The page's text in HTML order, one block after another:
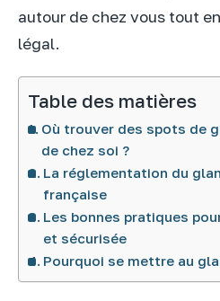
autour de chez vous tout
légal.
Table des matières
Où trouver des spots de
de chez soi ?
La réglementation du
française
Les bonnes pratiques
et sécurisée
Pourquoi se mettre au